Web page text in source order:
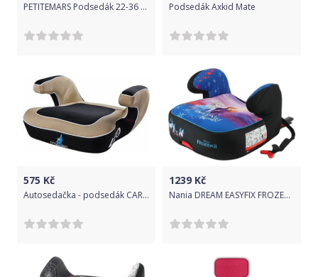
PETITEMARS Podsedák 22-36 kg Optimus Petite&Mars Podsedák Axkid Mate
575 Kč
Autosedačka - podsedák CARETERO Leo beige
1239 Kč
Nania DREAM EASYFIX FROZEN LUXE 2020